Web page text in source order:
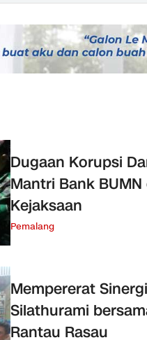
Dugaan Korupsi
Mantri Bank
Kejaksaan
Pemalang
Mempererat
Silathurami
Rantau Rasau